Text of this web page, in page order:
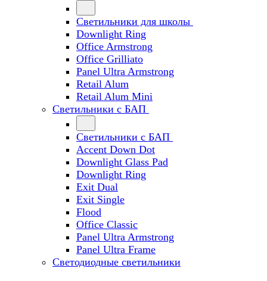
Светильники для школы
Downlight Ring
Office Armstrong
Office Grilliato
Panel Ultra Armstrong
Retail Alum
Retail Alum Mini
Светильники с БАП
Светильники с БАП
Accent Down Dot
Downlight Glass Pad
Downlight Ring
Exit Dual
Exit Single
Flood
Office Classic
Panel Ultra Armstrong
Panel Ultra Frame
Светодиодные светильники